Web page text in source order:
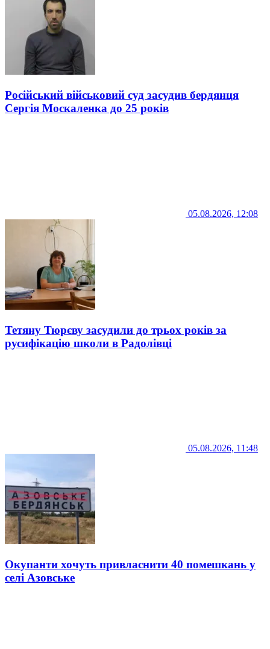
Російський військовий суд засудив бердянця
Сергія Москаленка до 25 років
05.08.2026, 12:08
Тетяну Тюрєву засудили до трьох років за
русифікацію школи в Радолівці
05.08.2026, 11:48
Окупанти хочуть привласнити 40 помешкань у
селі Азовське